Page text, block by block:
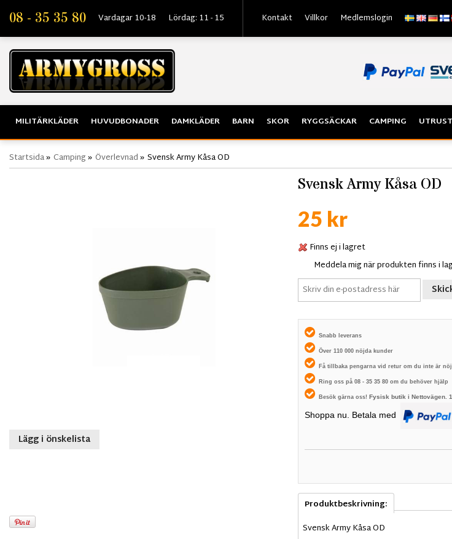
08 - 35 35 80 Vardagar 10-18 Lördag: 11 - 15 Kontakt Villkor Medlemslogin
MILITÄRKLÄDER
HUVUDBONADER DAMKLÄDER BARN SKOR RYGGSÄCKAR CAMPING
Startsida» Camping» Överlevnad» Svensk Army Kåsa OD
Lägg i önskelista
Svensk Army Kåsa OD
25 kr
Finns ej i lagret
Meddela mig när produkten finns i
Snabb leverans
Över 110 000 nöjda kunder
Få tillbaka pengarna vid retur om du inte är
Ring oss på 08 - 35 35 80 om du behöver hjälp
Besök gärna oss! Fysisk butik i Nettovägen. 1
Shoppa nu. Betala med
Produktbeskrivning:
Svensk Army Kåsa OD